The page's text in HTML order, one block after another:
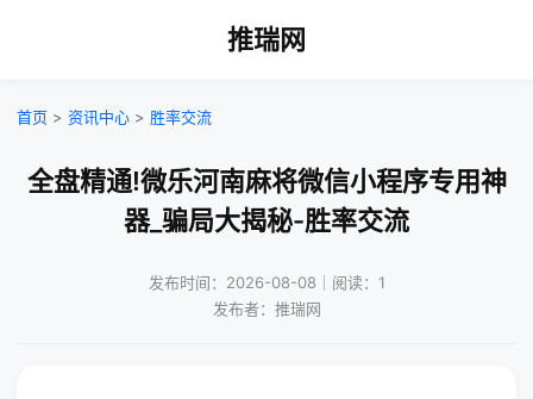
推瑞网
首页 > 资讯中心 > 胜率交流
全盘精通!微乐河南麻将微信小程序专用神
器_骗局大揭秘-胜率交流
发布时间：2026-08-08｜阅读：1
发布者：推瑞网